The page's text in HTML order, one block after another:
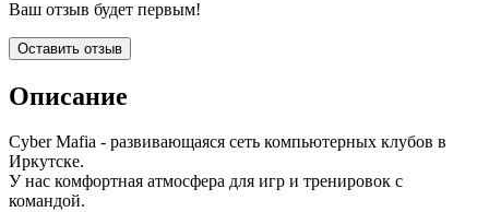
Ваш отзыв будет первым!
Оставить отзыв
Описание
Cyber Mafia - развивающаяся сеть компьютерных клубов в
Иркутске.
У нас комфортная атмосфера для игр и тренировок с
командой.